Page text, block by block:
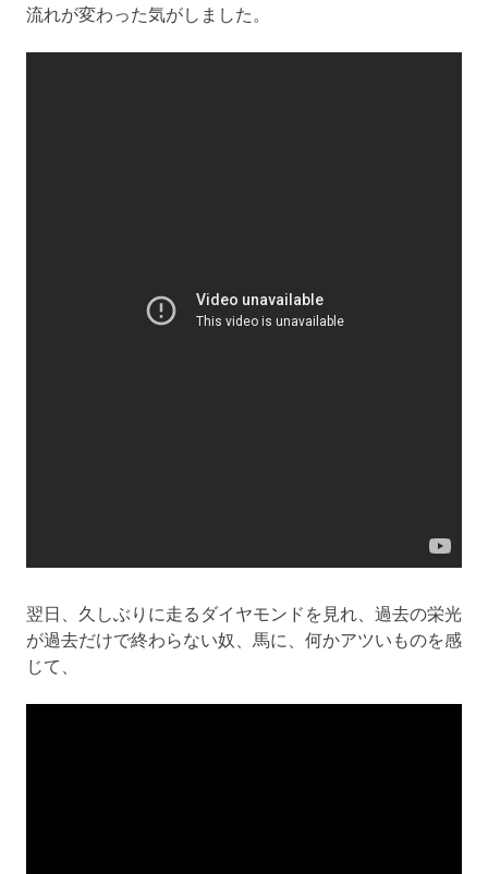
流れが変わった気がしました。
翌日、久しぶりに走るダイヤモンドを見れ、過去の栄光
が過去だけで終わらない奴、馬に、何かアツいものを感
じて、